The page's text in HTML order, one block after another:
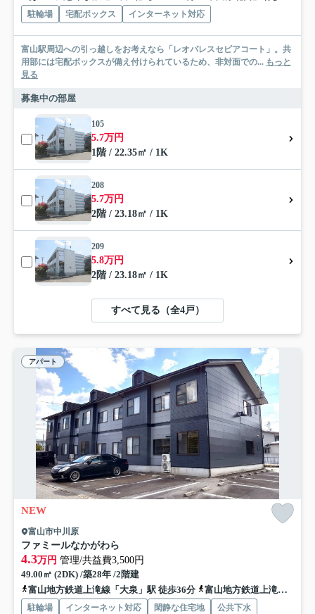
駐輪場 宅配ボックス インターネット対応
富山駅周辺への引っ越しをお考えなら「レオパレスセピアコート」。共
用部には宅配ボックスが備え付けられているため、非対面での... もっと
見る
募集中の部屋
105
5.7万円
1階 / 22.35㎡ / 1K
208
5.7万円
2階 / 23.18㎡ / 1K
209
5.8万円
2階 / 23.18㎡ / 1K
すべて見る（全4戸）
アパート
NEW
富山市中川原
ファミールなかがわら
4.3万円 管理/共益費3,500円
49.00㎡ (2DK) /築28年 /2階建
富山地方鉄道上滝線「大泉」駅 徒歩36分
富山地方鉄道上滝線「不二越」駅 徒歩44分
駐輪場 インターネット対応 閑静な住宅地 公共下水